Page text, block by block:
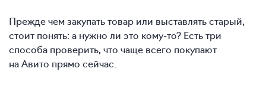
Прежде чем закупать товар или выставлять старый,
стоит понять: а нужно ли это кому-то? Есть три
способа проверить, что чаще всего покупают
на Авито прямо сейчас.